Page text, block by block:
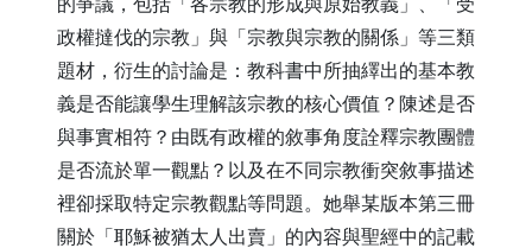
的爭議，包括「各宗教的形成與原始教義」、「受
政權撻伐的宗教」與「宗教與宗教的關係」等三類
題材，衍生的討論是：教科書中所抽繹出的基本教
義是否能讓學生理解該宗教的核心價值？陳述是否
與事實相符？由既有政權的敘事角度詮釋宗教團體
是否流於單一觀點？以及在不同宗教衝突敘事描述
裡卻採取特定宗教觀點等問題。她舉某版本第三冊
關於「耶穌被猶太人出賣」的內容與聖經中的記載